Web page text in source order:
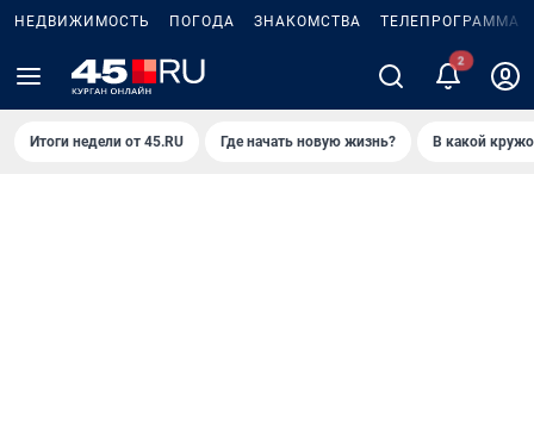
НЕДВИЖИМОСТЬ ПОГОДА ЗНАКОМСТВА ТЕЛЕПРОГРАММА
Итоги недели от 45.RU Где начать новую жизнь? В какой